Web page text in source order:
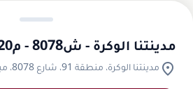
مدينتنا الوكرة - ش8078 - م20
location_on مدينتنا الوكرة، منطقة 91، شارع 8078، مبنى 20